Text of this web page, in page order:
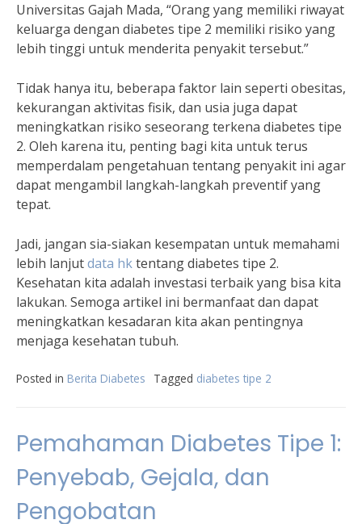
Universitas Gajah Mada, “Orang yang memiliki riwayat
keluarga dengan diabetes tipe 2 memiliki risiko yang
lebih tinggi untuk menderita penyakit tersebut.”
Tidak hanya itu, beberapa faktor lain seperti obesitas,
kekurangan aktivitas fisik, dan usia juga dapat
meningkatkan risiko seseorang terkena diabetes tipe
2. Oleh karena itu, penting bagi kita untuk terus
memperdalam pengetahuan tentang penyakit ini agar
dapat mengambil langkah-langkah preventif yang
tepat.
Jadi, jangan sia-siakan kesempatan untuk memahami
lebih lanjutdata hktentang diabetes tipe 2.
Kesehatan kita adalah investasi terbaik yang bisa kita
lakukan. Semoga artikel ini bermanfaat dan dapat
meningkatkan kesadaran kita akan pentingnya
menjaga kesehatan tubuh.
Posted in Berita Diabetes Tagged diabetes tipe 2
Pemahaman Diabetes Tipe 1:
Penyebab, Gejala, dan
Pengobatan